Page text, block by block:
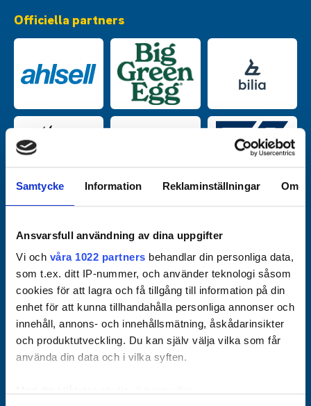
Samtycke Information Reklaminställningar Om
Ansvarsfull användning av dina uppgifter
Vi och våra 1022 partners behandlar din personliga data,
som t.ex. ditt IP-nummer, och använder teknologi såsom
cookies för att lagra och få tillgång till information på din
enhet för att kunna tillhandahålla personliga annonser och
innehåll, annons- och innehållsmätning, åskådarinsikter
och produktutveckling. Du kan själv välja vilka som får
använda din data och i vilka syften.
Officiella partners